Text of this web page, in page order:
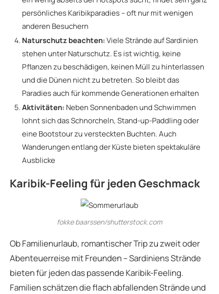
persönliches Karibikparadies – oft nur mit wenigen
anderen Besuchern
Naturschutz beachten:Viele Strände auf Sardinien
stehen unter Naturschutz. Es ist wichtig, keine
Pflanzen zu beschädigen, keinen Müll zu hinterlassen
und die Dünen nicht zu betreten. So bleibt das
Paradies auch für kommende Generationen erhalten
Aktivitäten: Neben Sonnenbaden und Schwimmen
lohnt sich das Schnorcheln, Stand-up-Paddling oder
eine Bootstour zu versteckten Buchten. Auch
Wanderungen entlang der Küste bieten spektakuläre
Ausblicke
Karibik-Feeling für jeden Geschmack
fokke baarssen/shutterstock.com
Ob Familienurlaub, romantischer Trip zu zweit oder
Abenteuerreise mit Freunden – Sardiniens Strände
bieten für jeden das passende Karibik-Feeling.
Familien schätzen die flach abfallenden Strände und